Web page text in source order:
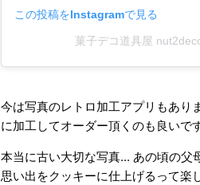
この投稿をInstagramで見る
菓子デコ道具屋
今は写真のレトロ加工アプリもあり
に加工してオーダー頂くのも良いで
本当に古い大切な写真... あの頃の
思い出をクッキーに仕上げるって楽